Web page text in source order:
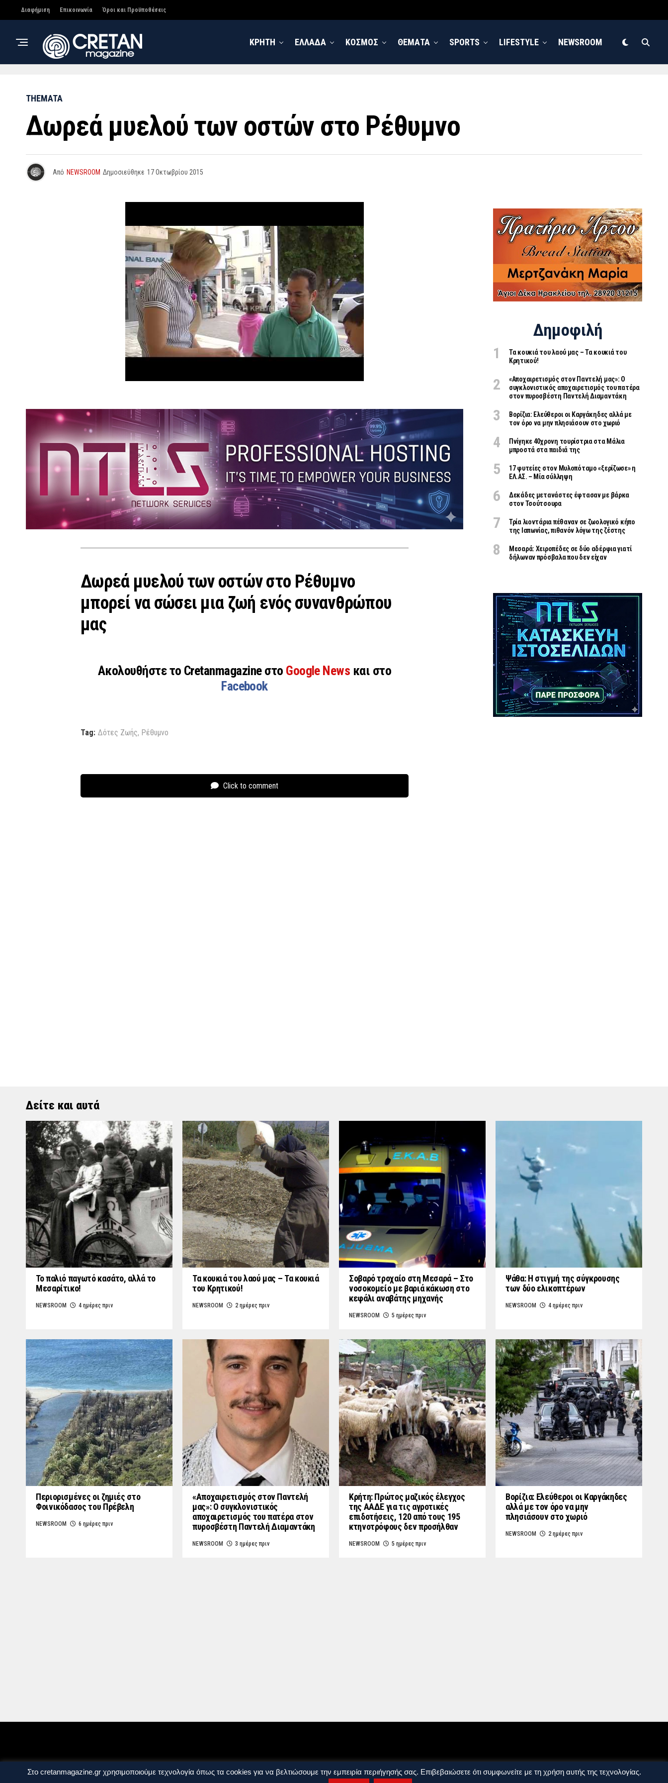
Διαφήμιση Επικοινωνία Όροι και Προϋποθέσεις
ΚΡΗΤΗ ΕΛΛΑΔΑ ΚΟΣΜΟΣ ΘΕΜΑΤΑ SPORTS LIFESTYLE NEWSROOM
THEMATA
Δωρεά μυελού των οστών στο Ρέθυμνο
Από NEWSROOM Δημοσιεύθηκε 17 Οκτωβρίου 2015
Δωρεά μυελού των οστών στο Ρέθυμνο
μπορεί να σώσει μια ζωή ενός συνανθρώπου
μας
Ακολουθήστε το Cretanmagazine στο Google News και στο
Facebook
Tag: Δότες Ζωής, Ρέθυμνο
Click to comment
Δημοφιλή
Τα κουκιά του λαού μας – Τα κουκιά του
Κρητικού!
«Aποχαιρετισμός στον Παντελή μας»: Ο
συγκλονιστικός αποχαιρετισμός του πατέρα
στον πυροσβέστη Παντελή Διαμαντάκη
Βορίζια: Ελεύθεροι οι Καργάκηδες αλλά με
τον όρο να μην πλησιάσουν στο χωριό
Πνίγηκε 40χρονη τουρίστρια στα Μάλια
μπροστά στα παιδιά της
17 φυτείες στον Μυλοπόταμο «ξερίζωσε» η
ΕΛ.ΑΣ. – Μία σύλληψη
Δεκάδες μετανάστες έφτασαν με βάρκα
στον Τσούτσουρα
Τρία λιοντάρια πέθαναν σε ζωολογικό κήπο
της Ιαπωνίας, πιθανόν λόγω της ζέστης
Μεσαρά: Χειροπέδες σε δύο αδέρφια γιατί
δήλωναν πρόσβαλα που δεν είχαν
Δείτε και αυτά
Το παλιό παγωτό κασάτο, αλλά το
Μεσαρίτικο!
NEWSROOM 4 ημέρες πριν
Τα κουκιά του λαού μας – Τα κουκιά
του Κρητικού!
NEWSROOM 2 ημέρες πριν
Σοβαρό τροχαίο στη Μεσαρά – Στο
νοσοκομείο με βαριά κάκωση στο
κεφάλι αναβάτης μηχανής
NEWSROOM 5 ημέρες πριν
Ψάθα: Η στιγμή της σύγκρουσης
των δύο ελικοπτέρων
NEWSROOM 4 ημέρες πριν
Περιορισμένες οι ζημιές στο
Φοινικόδασος του Πρέβελη
NEWSROOM 6 ημέρες πριν
«Aποχαιρετισμός στον Παντελή
μας»: Ο συγκλονιστικός
αποχαιρετισμός του πατέρα στον
πυροσβέστη Παντελή Διαμαντάκη
NEWSROOM 3 ημέρες πριν
Κρήτη: Πρώτος μαζικός έλεγχος
της ΑΑΔΕ για τις αγροτικές
επιδοτήσεις, 120 από τους 195
κτηνοτρόφους δεν προσήλθαν
NEWSROOM 5 ημέρες πριν
Βορίζια: Ελεύθεροι οι Καργάκηδες
αλλά με τον όρο να μην
πλησιάσουν στο χωριό
NEWSROOM 2 ημέρες πριν
Copyright © 2014 - 2026 Cretanmagazine. All rights reserved. byj. bitsakakis
Στο cretanmagazine.gr χρησιμοποιούμε τεχνολογία όπως τα cookies για να βελτιώσουμε την εμπειρία περιήγησής σας. Επιβεβαιώσετε ότι συμφωνείτε με τη χρήση αυτής της τεχνολογίας.